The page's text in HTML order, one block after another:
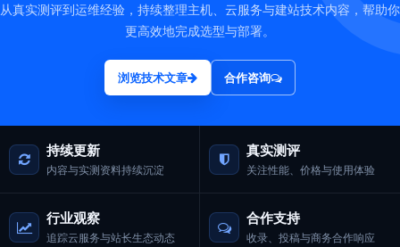
从真实测评到运维经验，持续整理主机、云服务与建站技术内容，帮助你
更高效地完成选型与部署。
浏览技术文章 合作咨询
持续更新
内容与实测资料持续沉淀
真实测评
关注性能、价格与使用体验
行业观察
追踪云服务与站长生态动态
合作支持
收录、投稿与商务合作响应